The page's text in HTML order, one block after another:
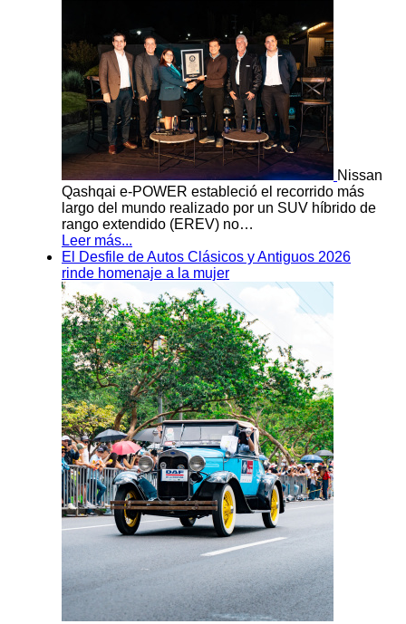
Nissan
Qashqai e-POWER estableció el recorrido más
largo del mundo realizado por un SUV híbrido de
rango extendido (EREV) no…
Leer más...
El Desfile de Autos Clásicos y Antiguos 2026
rinde homenaje a la mujer